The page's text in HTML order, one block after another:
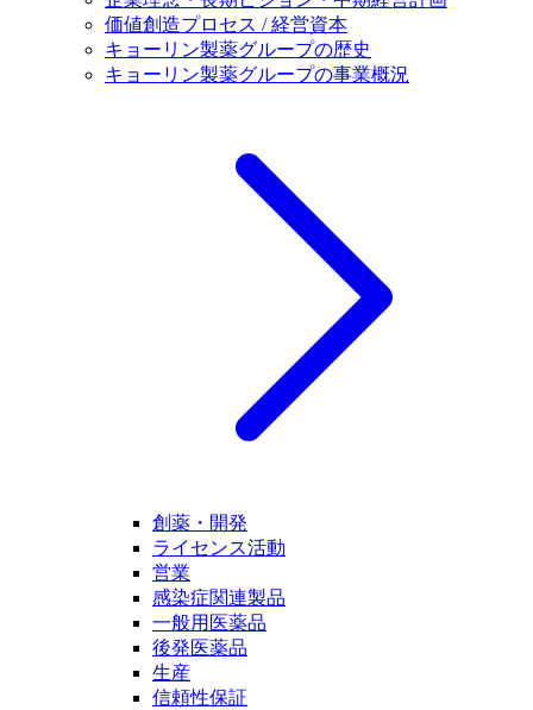
価値創造プロセス / 経営資本
キョーリン製薬グループの歴史
キョーリン製薬グループの事業概況
創薬・開発
ライセンス活動
営業
感染症関連製品
一般用医薬品
後発医薬品
生産
信頼性保証